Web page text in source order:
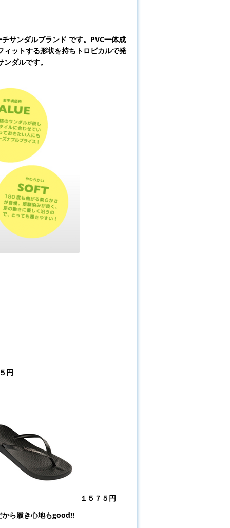
サンダルブランド です。PVC一体成
ットする形状を持ちトロピカルで発
ダルです。
円
１５７５円
から履き心地もgood!!